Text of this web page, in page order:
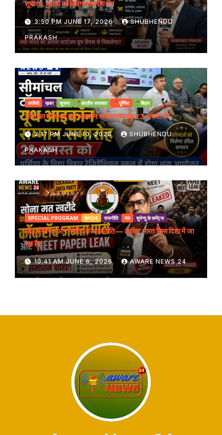
शुभारंभ, युवाओं को मिलेगा राष्ट्रीय मंच
3:50 PM JUNE 17, 2026 SHUBHENDU
PRAKASH
अजेंसी ख़बर सूचना क्षेत्रीय समाचार पूर्णिया बिहार
सीमांचल टॉक सह यूथ आइकॉन सम्मान समारोह 23 अगस्त को
2:17 PM JUNE 10, 2026 SHUBHENDU
PRAKASH
SPECIAL PROGRAM एएन24 राजनीति राय शुभेन्दु के कमेंट्स
भीड़, निर्भरता और नैरेटिव की राजनीति — आखिर भारत किस दिशा में जा
रहा है?
10:41 AM JUNE 6, 2026 AWARE NEWS 24